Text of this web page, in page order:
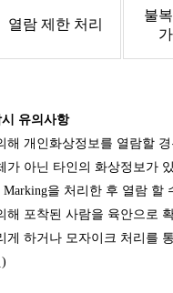
열람 제한 처리
불
유의사항
해 개인화상정보를 열람할
가 아닌 타인의 화상정보가
을 처리한 후 열람 할
해 포착된 사람을 육안으로
게 하거나 모자이크 처리를